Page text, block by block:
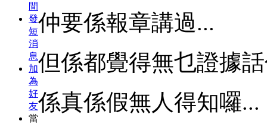
間
發
短
消
息
加
為
好
友
當
仲要係報章講過...
但係都覺得無乜證據
係真係假無人得知囉...